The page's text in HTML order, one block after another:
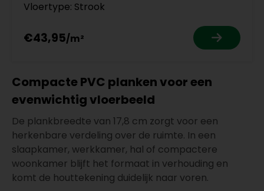
Vloertype: Strook
€43,95
Compacte PVC planken voor een
evenwichtig vloerbeeld
De plankbreedte van 17,8 cm zorgt voor een
herkenbare verdeling over de ruimte. In een
slaapkamer, werkkamer, hal of compactere
woonkamer blijft het formaat in verhouding en
komt de houttekening duidelijk naar voren.